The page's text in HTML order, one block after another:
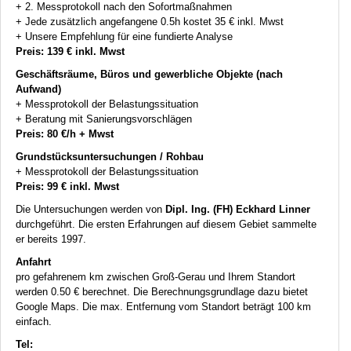
+ 2. Messprotokoll nach den Sofortmaßnahmen
+ Jede zusätzlich angefangene 0.5h kostet 35 € inkl. Mwst
+ Unsere Empfehlung für eine fundierte Analyse
Preis: 139 € inkl. Mwst
Geschäftsräume, Büros und gewerbliche Objekte (nach
Aufwand)
+ Messprotokoll der Belastungssituation
+ Beratung mit Sanierungsvorschlägen
Preis: 80 €/h + Mwst
Grundstücksuntersuchungen / Rohbau
+ Messprotokoll der Belastungssituation
Preis: 99 € inkl. Mwst
Die Untersuchungen werden von Dipl. Ing. (FH) Eckhard Linner
durchgeführt. Die ersten Erfahrungen auf diesem Gebiet sammelte
er bereits 1997.
Anfahrt
pro gefahrenem km zwischen Groß-Gerau und Ihrem Standort
werden 0.50 € berechnet. Die Berechnungsgrundlage dazu bietet
Google Maps. Die max. Entfernung vom Standort beträgt 100 km
einfach.
Tel: